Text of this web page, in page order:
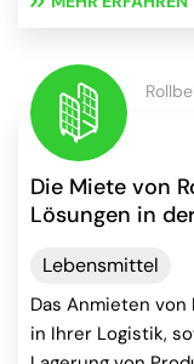
Die Miete von
Lösungen in
Lebensmittel
Das Anmieten
in Ihrer Logistik,